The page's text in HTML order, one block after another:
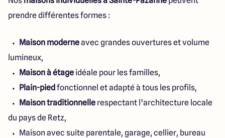
prendre différentes formes :
Maison moderneavec grandes ouvertures et volume
lumineux,
Maison à étage idéale pour les familles,
Plain-pied fonctionnel et adapté à tous les profils,
Maison traditionnelle respectant l’architecture locale
du pays de Retz,
Maison avec suite parentale, garage, cellier, bureau